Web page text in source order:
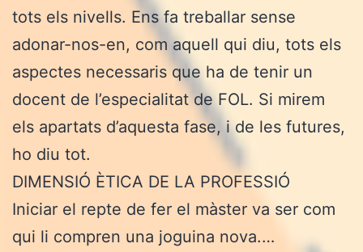
tots els nivells. Ens fa treballar sense
adonar-nos-en, com aquell qui diu, tots els
aspectes necessaris que ha de tenir un
docent de l’especialitat de FOL. Si mirem
els apartats d’aquesta fase, i de les futures,
ho diu tot.
DIMENSIÓ ÈTICA DE LA PROFESSIÓ
Iniciar el repte de fer el màster va ser com
qui li compren una joguina nova.…